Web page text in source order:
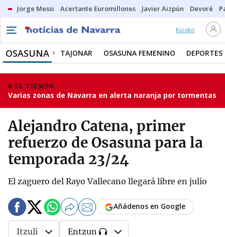
Jorge Messi Acertante Euromillones Javier Aizpún Devoré
Kiosko
OSASUNA TAJONAR OSASUNA FEMENINO DEPORTES
EL TIEMPO
Varias zonas de Navarra en alerta naranja por tormentas
Alejandro Catena, primer
refuerzo de Osasuna para la
temporada 23/24
El zaguero del Rayo Vallecano llegará libre en julio
Añádenos en Google
Itzuli Entzun